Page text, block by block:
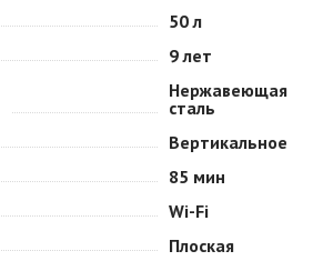
50 л
9 лет
Нержавеющая
сталь
Вертикальное
85 мин
Wi-Fi
Плоская